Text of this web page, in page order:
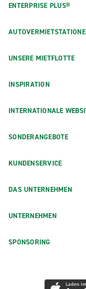
ENTERPRISE PLUS®
UNSERE MIETFLOTTE
INSPIRATION
INTERNATIONALE
SONDERANGEBOTE
KUNDENSERVICE
DAS UNTERNEHMEN
UNTERNEHMEN
SPONSORING